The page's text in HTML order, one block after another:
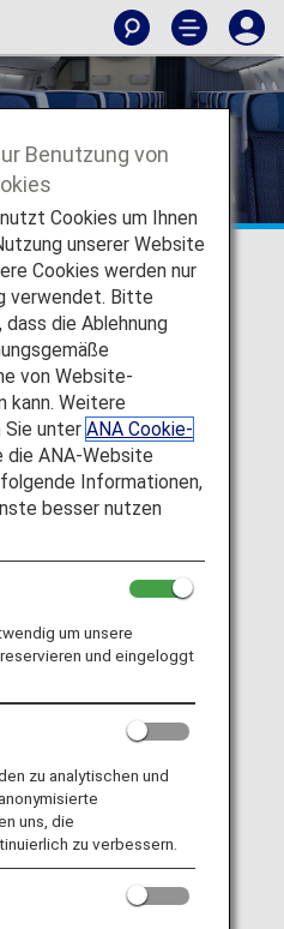
über die
in ANA-
Strecken
Class-Sitzplätze
Economy-Sitzplätze
Class-Sitzplätze
Benutzung von
Cookies um Ihnen
unserer Website
Cookies werden nur
verwendet. Bitte
die Ablehnung
von Website-
kann. Weitere
Sie unter ANA Cookie-
die ANA-Website
Informationen,
besser nutzen
um unsere
und eingeloggt
zu analytischen und
uns, die
zu verbessern.